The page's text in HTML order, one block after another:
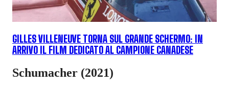
GILLES VILLENEUVE TORNA SUL GRANDE SCHERMO: IN
ARRIVO IL FILM DEDICATO AL CAMPIONE CANADESE
Schumacher (2021)